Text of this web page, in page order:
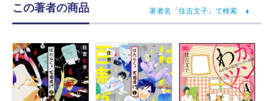
この著者の商品 著者名「住吉文子」で検索